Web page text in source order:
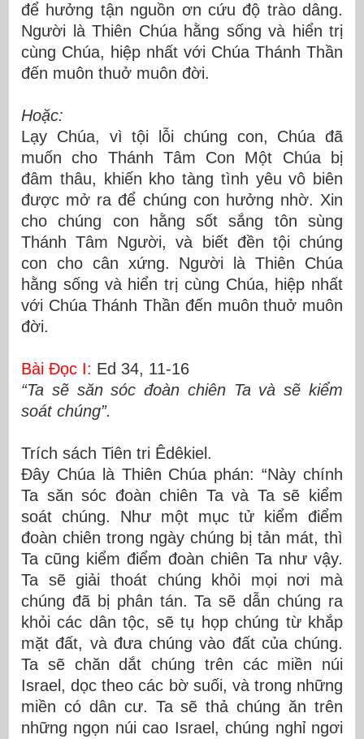
để hưởng tận nguồn ơn cứu độ trào dâng.
Người là Thiên Chúa hằng sống và hiển trị
cùng Chúa, hiệp nhất với Chúa Thánh Thần
đến muôn thuở muôn đời.
Hoặc:
Lạy Chúa, vì tội lỗi chúng con, Chúa đã
muốn cho Thánh Tâm Con Một Chúa bị
đâm thâu, khiến kho tàng tình yêu vô biên
được mở ra để chúng con hưởng nhờ. Xin
cho chúng con hằng sốt sắng tôn sùng
Thánh Tâm Người, và biết đền tội chúng
con cho cân xứng. Người là Thiên Chúa
hằng sống và hiển trị cùng Chúa, hiệp nhất
với Chúa Thánh Thần đến muôn thuở muôn
đời.
Bài Ðọc I: Ed 34, 11-16
“Ta sẽ săn sóc đoàn chiên Ta và sẽ kiểm
soát chúng”.
Trích sách Tiên tri Êdêkiel.
Ðây Chúa là Thiên Chúa phán: “Này chính
Ta săn sóc đoàn chiên Ta và Ta sẽ kiểm
soát chúng. Như một mục tử kiểm điểm
đoàn chiên trong ngày chúng bị tản mát, thì
Ta cũng kiểm điểm đoàn chiên Ta như vậy.
Ta sẽ giải thoát chúng khỏi mọi nơi mà
chúng đã bị phân tán. Ta sẽ dẫn chúng ra
khỏi các dân tộc, sẽ tụ họp chúng từ khắp
mặt đất, và đưa chúng vào đất của chúng.
Ta sẽ chăn dắt chúng trên các miền núi
Israel, dọc theo các bờ suối, và trong những
miền có dân cư. Ta sẽ thả chúng ăn trên
những ngọn núi cao Israel, chúng nghỉ ngơi